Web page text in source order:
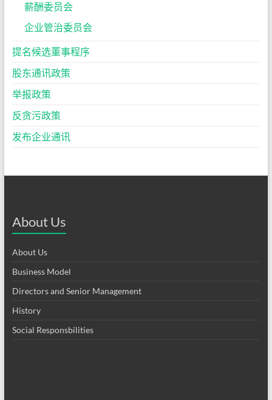
薪酬委员会
企业管治委员会
提名候选董事程序
股东通讯政策
举报政策
反贪污政策
发布企业通讯
About Us
About Us
Business Model
Directors and Senior Management
History
Social Responsbilities